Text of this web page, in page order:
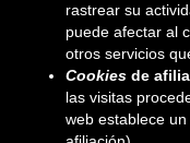
rastrear su
puede afectar al
otros servicios
Cookies de
las visitas
web establece